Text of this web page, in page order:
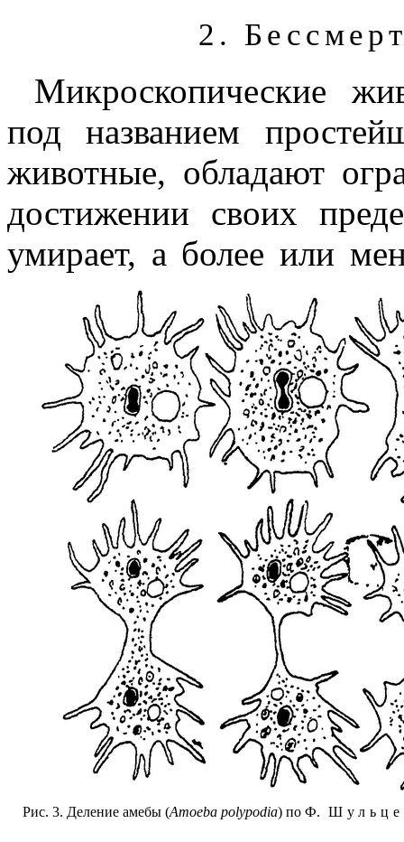
2.
Микроскопические
под названием
животные, обладают
достижении своих
умирает, а более или
Рис. 3. Деление амебы (Amoeba polypodia) по Ф.